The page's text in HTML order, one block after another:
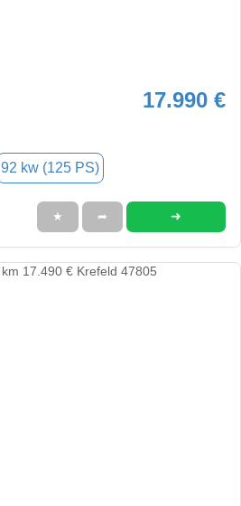
17.990 €
92 kw (125 PS)
★ ➦ ➜